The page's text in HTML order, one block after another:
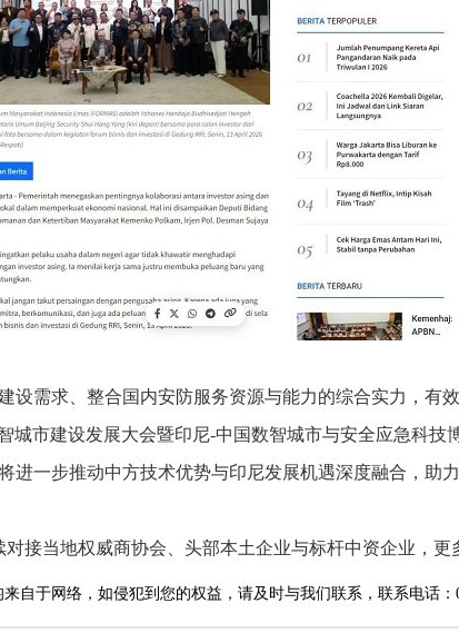
需求、整合国内安防服务资源与能力的综合实力，有
市建设发展大会暨印尼-中国数智城市与安全应急科技
一步推动中方技术优势与印尼发展机遇深度融合，助
当地权威商协会、头部本土企业与标杆中资企业，更
自于网络，如侵犯到您的权益，请及时与我们联系，联系电话：